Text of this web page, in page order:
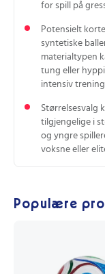
for spill på
Potensielt
syntetiske
materialtypen
tung eller
intensiv
Størrelsesvalg
tilgjengelige i
og yngre
voksne eller
Populære